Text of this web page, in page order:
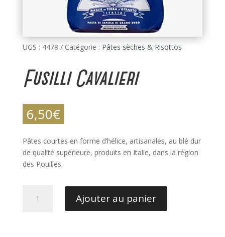
UGS : 4478 Catégorie : Pâtes sèches & Risottos
Fusilli Cavalieri
6,50€
Pâtes courtes en forme d’hélice, artisanales, au blé dur
de qualité supérieure, produits en Italie, dans la région
des Pouilles.
Ajouter au panier